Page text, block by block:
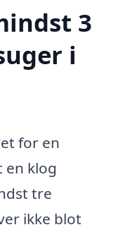
3
i
for en
en klog
tre
ikke blot